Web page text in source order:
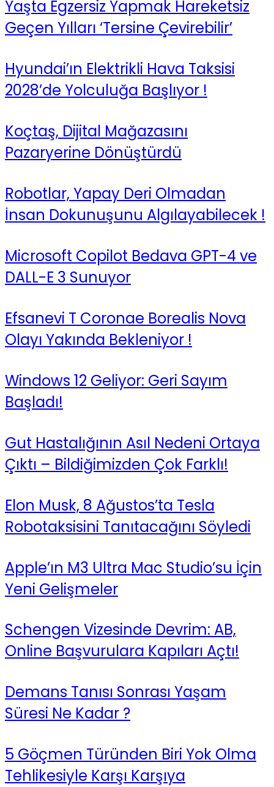
Yaşta Egzersiz Yapmak Hareketsiz
Geçen Yılları ‘Tersine Çevirebilir’
Hyundai’ın Elektrikli Hava Taksisi
2028’de Yolculuğa Başlıyor !
Koçtaş, Dijital Mağazasını
Pazaryerine Dönüştürdü
Robotlar, Yapay Deri Olmadan
İnsan Dokunuşunu Algılayabilecek !
Microsoft Copilot Bedava GPT-4 ve
DALL-E 3 Sunuyor
Efsanevi T Coronae Borealis Nova
Olayı Yakında Bekleniyor !
Windows 12 Geliyor: Geri Sayım
Başladı!
Gut Hastalığının Asıl Nedeni Ortaya
Çıktı – Bildiğimizden Çok Farklı!
Elon Musk, 8 Ağustos’ta Tesla
Robotaksisini Tanıtacağını Söyledi
Apple’ın M3 Ultra Mac Studio’su İçin
Yeni Gelişmeler
Schengen Vizesinde Devrim: AB,
Online Başvurulara Kapıları Açtı!
Demans Tanısı Sonrası Yaşam
Süresi Ne Kadar ?
5 Göçmen Türünden Biri Yok Olma
Tehlikesiyle Karşı Karşıya